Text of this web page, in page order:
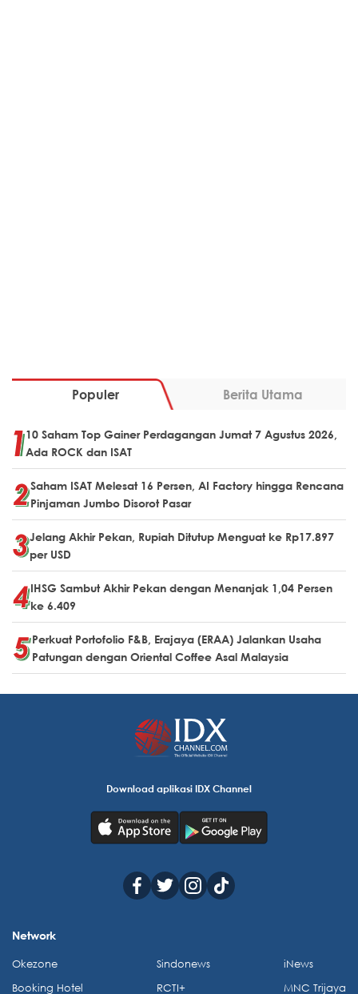
Populer Berita Utama
10 Saham Top Gainer Perdagangan Jumat 7 Agustus 2026,
Ada ROCK dan ISAT
Saham ISAT Melesat 16 Persen, AI Factory hingga Rencana
Pinjaman Jumbo Disorot Pasar
Jelang Akhir Pekan, Rupiah Ditutup Menguat ke Rp17.897
per USD
IHSG Sambut Akhir Pekan dengan Menanjak 1,04 Persen
ke 6.409
Perkuat Portofolio F&B, Erajaya (ERAA) Jalankan Usaha
Patungan dengan Oriental Coffee Asal Malaysia
Download aplikasi IDX Channel
Network
Okezone
Booking Hotel
Sindonews
RCTI+
iNews
MNC Trijaya